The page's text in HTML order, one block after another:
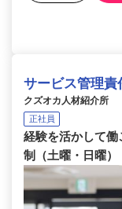
サービス管理責
クズオカ人材紹介所
正社員
経験を活かして働
制（土曜・日曜）